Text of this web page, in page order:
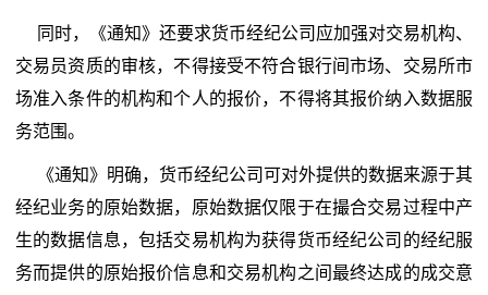
同时，《通知》还要求货币经纪公司应加强对交易机构、
交易员资质的审核，不得接受不符合银行间市场、交易所市
场准入条件的机构和个人的报价，不得将其报价纳入数据服
务范围。
《通知》明确，货币经纪公司可对外提供的数据来源于其
经纪业务的原始数据，原始数据仅限于在撮合交易过程中产
生的数据信息，包括交易机构为获得货币经纪公司的经纪服
务而提供的原始报价信息和交易机构之间最终达成的成交意